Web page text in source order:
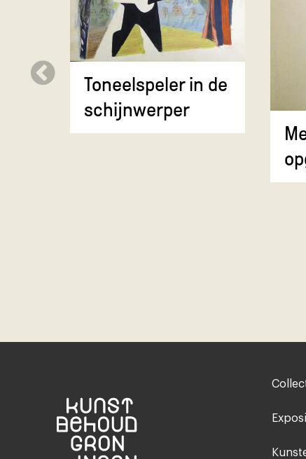
Toneelspeler in de
schijnwerper
Footer-